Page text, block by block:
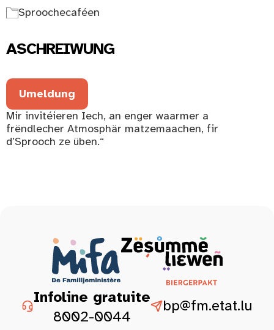
Sproochecaféen
ASCHREIWUNG
Umeldung
Mir invitéieren Iech, an enger waarmer a
frëndlecher Atmosphär matzemaachen, fir
d’Sprooch ze üben.“
Infoline gratuite
8002-0044
bp@fm.etat.lu